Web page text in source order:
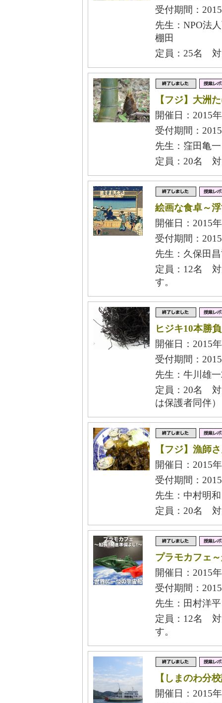
受付期間：
先生：NPO法
棚田
定員：25名 対
【フジ】大洲
開催日：2015
受付期間：
先生：窪田亀
定員：20名 対
絵画な食卓～
開催日：2015
受付期間：
先生：久保田
定員：12名 対
す。
ヒジキ10本勝
開催日：2015
受付期間：
先生：牛川雄
定員：20名 対
は保護者同伴）
【フジ】漁師
開催日：2015
受付期間：
先生：中村明
定員：20名 対
プラモカフェ
開催日：2015
受付期間：
先生：田村洋
定員：12名 対
す。
【しまのわ分
開催日：2015